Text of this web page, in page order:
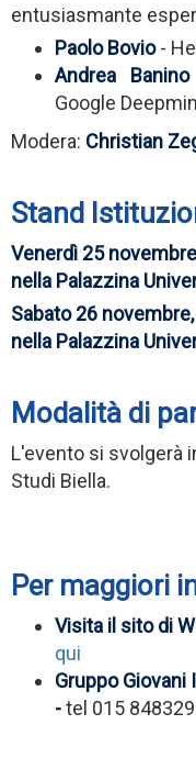
entusiasmante
Paolo Bovio-
Andrea Banino
Google
Modera: Christian
Stand
Venerdì 25
nella Palazzina
Sabato 26
nella Palazzina
Modalità d i
L'evento si svolgerà
Studi Biella.
Per maggiori
Visita il sito di
qui
Gruppo
-tel 015